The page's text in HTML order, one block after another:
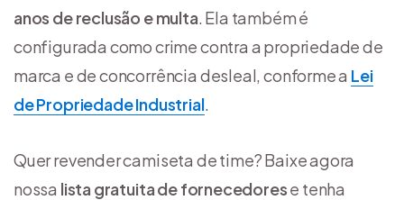
anos de reclusão e multa. Ela também é
configurada como crime contra a propriedade de
marca e de concorrência desleal, conforme a Lei
de Propriedade Industrial.
Quer revender camiseta de time? Baixe agora
nossa lista gratuita de fornecedorese tenha